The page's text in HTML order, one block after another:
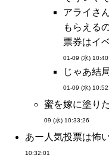
アライさ
もらえる
票券はイ
01-09 (水)
じゃあ結
01-09 (水)
蜜を嫁に塗り
09 (水) 10:33:26
あー人気投票は怖
10:32:01